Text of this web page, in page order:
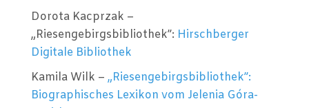
Dorota Kacprzak –
„Riesengebirgsbibliothek”: Hirschberger
Digitale Bibliothek
Kamila Wilk – „Riesengebirgsbibliothek”:
Biographisches Lexikon vom Jelenia Góra-